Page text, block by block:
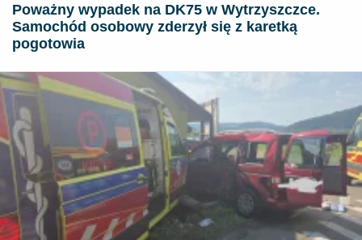
Poważny wypadek na DK75 w Wytrzyszczce.
Samochód osobowy zderzył się z karetką
pogotowia